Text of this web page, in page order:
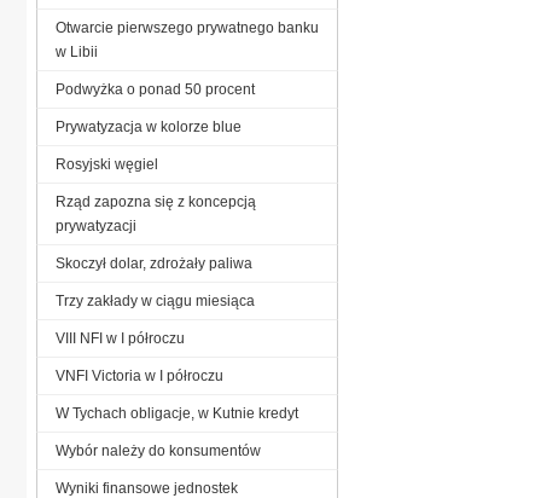
Otwarcie pierwszego prywatnego banku
w Libii
Podwyżka o ponad 50 procent
Prywatyzacja w kolorze blue
Rosyjski węgiel
Rząd zapozna się z koncepcją
prywatyzacji
Skoczył dolar, zdrożały paliwa
Trzy zakłady w ciągu miesiąca
VIII NFI w I półroczu
VNFI Victoria w I półroczu
W Tychach obligacje, w Kutnie kredyt
Wybór należy do konsumentów
Wyniki finansowe jednostek